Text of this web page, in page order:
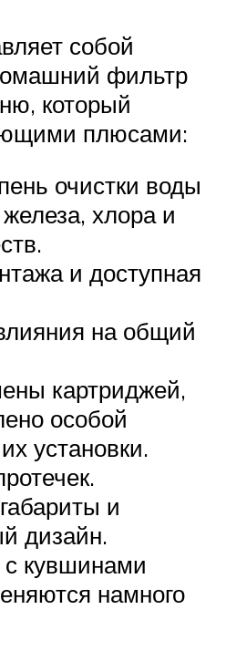
собой
фильтр
который
плюсами:
очистки воды
хлора и
и доступная
на общий
картриджей,
особой
установки.
и
дизайн.
кувшинами
намного